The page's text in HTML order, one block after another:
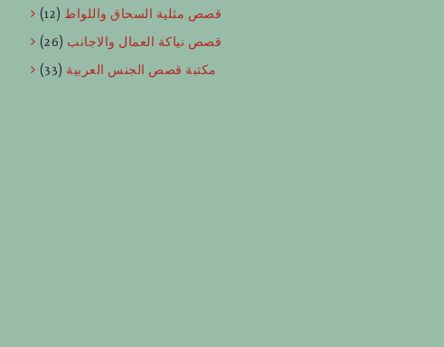
قصص مثلية السحاق واللواط (12)
قصص نياكة العمال والاجانب (26)
مكتبة قصص الجنس العربية (33)